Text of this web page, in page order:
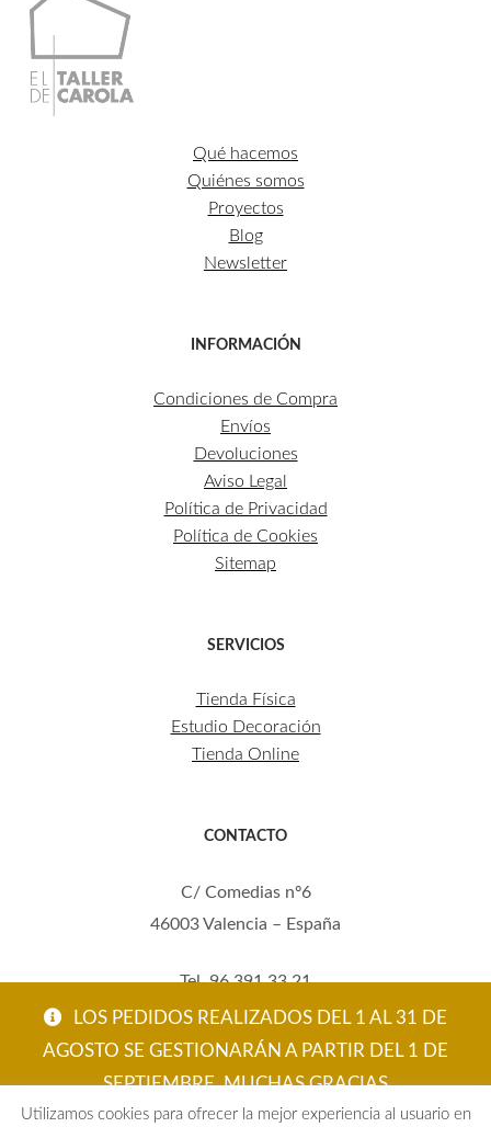
LOS PEDIDOS REALIZADOS DEL 1 AL 31 DE
AGOSTO SE GESTIONARÁN A PARTIR DEL 1 DE
SEPTIEMBRE. MUCHAS GRACIAS
ACEPTAR
Qué hacemos
Quiénes somos
Proyectos
Blog
Newsletter
INFORMACIÓN
Condiciones de Compra
Envíos
Devoluciones
Aviso Legal
Política de Privacidad
Política de Cookies
Sitemap
SERVICIOS
Tienda Física
Estudio Decoración
Tienda Online
CONTACTO
C/ Comedias nº6
46003 Valencia – España
Tel. 96 391 33 21
Mov. 620 123 461
carola@eltallerdecarola.com
Utilizamos cookies para ofrecer la mejor experiencia al usuario en